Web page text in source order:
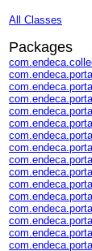
All Classes
Packages